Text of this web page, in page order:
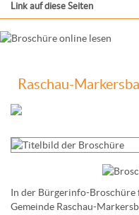
Link auf diese Seiten
Raschau-
In der Bürgerinfo-
Gemeinde Raschau-